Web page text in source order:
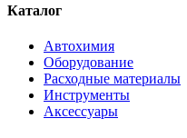
Каталог
Автохимия
Оборудование
Расходные материалы
Инструменты
Аксессуары